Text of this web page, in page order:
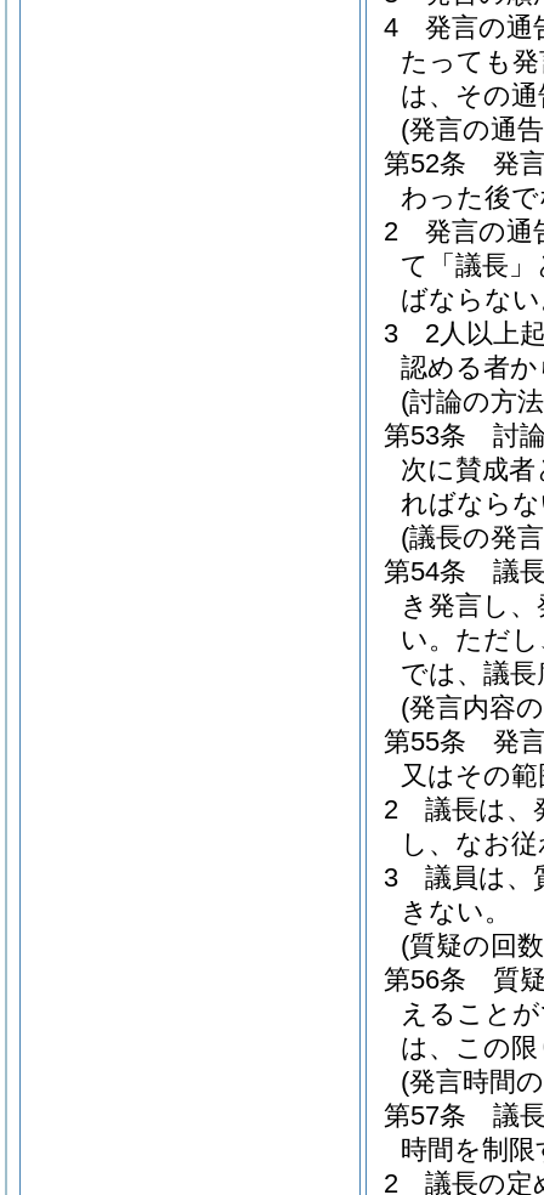
4
発言の通
たっても
は、その
(発言の通
第52条
発
わった後
2
発言の通
て「議長
ばならな
3
2人以上
認める者
(討論の方
第53条
討
次に賛成
ればなら
(議長の発
第54条
議
き発言し
い。 ただ
では、議
(発言内容
第55条
発
又はその
2
議長は、
し、なお
3
議員は、
きない。
(質疑の回
第56条
質
えること
は、この
(発言時間
第57条
議
時間を制
2
議長の定